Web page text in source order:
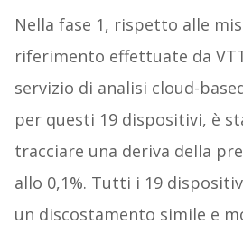
Nella fase 1, rispetto alle
riferimento effettuate da
servizio di analisi cloud-
per questi 19 dispositivi, è
tracciare una deriva della
allo 0,1%. Tutti i 19
un discostamento simile e